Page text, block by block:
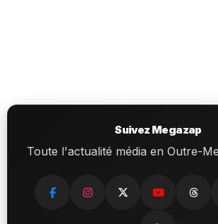
Suivez Megazap
Toute l'actualité média en Outre-